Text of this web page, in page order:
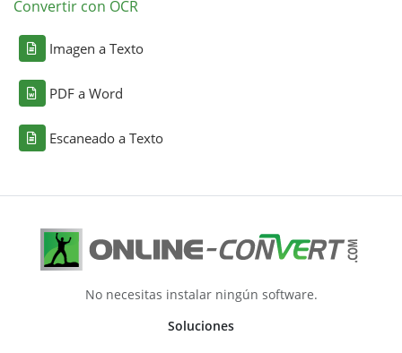
Convertir con OCR
Imagen a Texto
PDF a Word
Escaneado a Texto
No necesitas instalar ningún software.
Soluciones